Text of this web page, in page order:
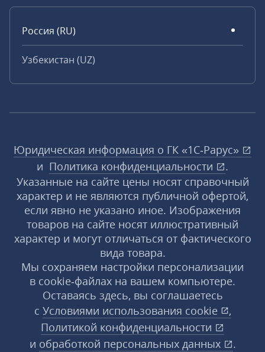
Россия (RU)
Узбекистан (UZ)
Юридическая информация о ГК «1С‑Рарус»
и Политика конфиденциальности
.
Указанные на сайте цены носят справочный
характер и не являются публичной офертой,
если явно не указано иное. Изображения
товаров на сайте носят иллюстративный
характер и могут отличаться от фактического
вида товара.
Мы сохраняем настройки персонализации
в cookie‑файлах на вашем компьютере.
Оставаясь здесь, вы соглашаетесь
с Условиями использования cookie
,
Политикой конфиденциальности
и обработкой персональных данных .